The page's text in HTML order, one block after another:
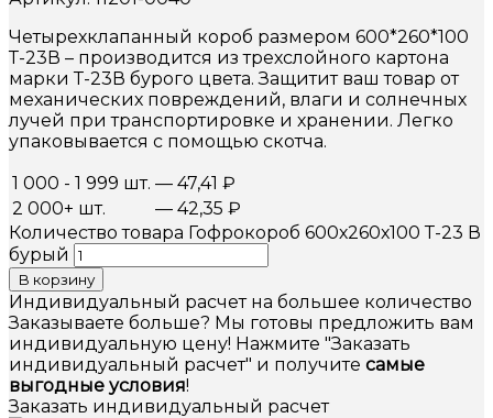
Четырехклапанный короб размером 600*260*100
Т-23В – производится из трехслойного картона
марки Т-23В бурого цвета. Защитит ваш товар от
механических повреждений, влаги и солнечных
лучей при транспортировке и хранении. Легко
упаковывается с помощью скотча.
1 000 - 1 999 шт. — 47,41 ₽
2 000+ шт.
— 42,35 ₽
Количество товара Гофрокороб 600х260х100 Т-23 В
бурый
В корзину
Индивидуальный расчет на большее количество
Заказываете больше? Мы готовы предложить вам
индивидуальную цену! Нажмите "Заказать
индивидуальный расчет" и получите самые
выгодные условия!
Заказать индивидуальный расчет